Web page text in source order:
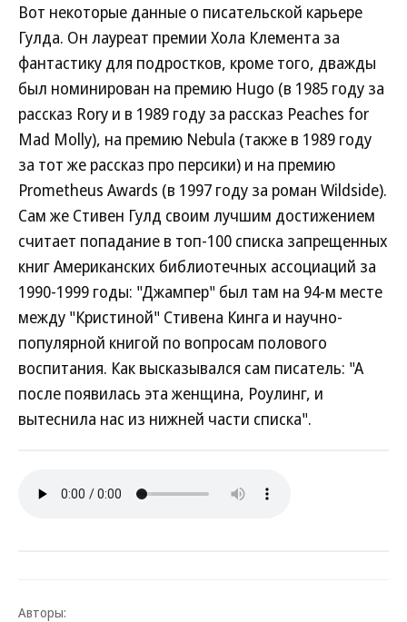
Вот некоторые данные о писательской карьере
Гулда. Он лауреат премии Хола Клемента за
фантастику для подростков, кроме того, дважды
был номинирован на премию Hugo (в 1985 году за
рассказ Rory и в 1989 году за рассказ Peaches for
Mad Molly), на премию Nebula (также в 1989 году
за тот же рассказ про персики) и на премию
Prometheus Awards (в 1997 году за роман Wildside).
Сам же Стивен Гулд своим лучшим достижением
считает попадание в топ-100 списка запрещенных
книг Американских библиотечных ассоциаций за
1990-1999 годы: "Джампер" был там на 94-м месте
между "Кристиной" Стивена Кинга и научно-
популярной книгой по вопросам полового
воспитания. Как высказывался сам писатель: "А
после появилась эта женщина, Роулинг, и
вытеснила нас из нижней части списка".
Авторы: